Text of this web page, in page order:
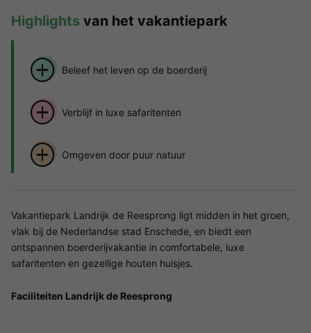
Highlights van het vakantiepark
Beleef het leven op de boerderij
Verblijf in luxe safaritenten
Omgeven door puur natuur
Vakantiepark Landrijk de Reesprong ligt midden in het groen,
vlak bij de Nederlandse stad Enschede, en biedt een
ontspannen boerderijvakantie in comfortabele, luxe
safaritenten en gezellige houten huisjes.
Faciliteiten Landrijk de Reesprong